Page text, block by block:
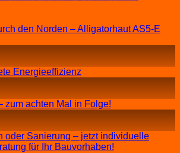
den Norden – Alligatorhaut AS5-E
Energieeffizienz
zum achten Mal in Folge!
oder Sanierung – jetzt individuelle
für Ihr Bauvorhaben!